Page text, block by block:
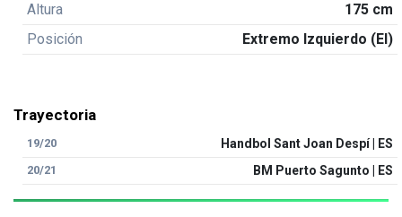
Altura
175 cm
Posición
Extremo Izquierdo (EI)
Trayectoria
19/20 Handbol Sant Joan Despí | ES
20/21 BM Puerto Sagunto | ES